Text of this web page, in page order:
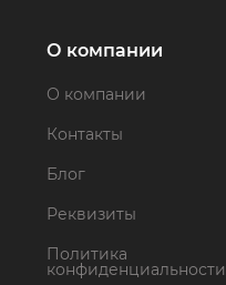
О компании
О компании
Контакты
Блог
Реквизиты
Политика
конфиденциальности